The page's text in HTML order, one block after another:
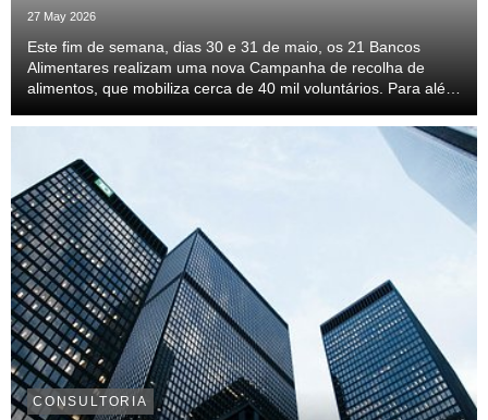
27 May 2026
Este fim de semana, dias 30 e 31 de maio, os 21 Bancos
Alimentares realizam uma nova Campanha de recolha de
alimentos, que mobiliza cerca de 40 mil voluntários. Para além
alimentos em mais de 2.000 superfícies com...
CONSULTORIA